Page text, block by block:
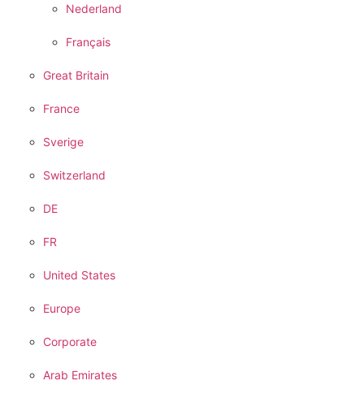
Nederland
Français
Great Britain
France
Sverige
Switzerland
DE
FR
United States
Europe
Corporate
Arab Emirates